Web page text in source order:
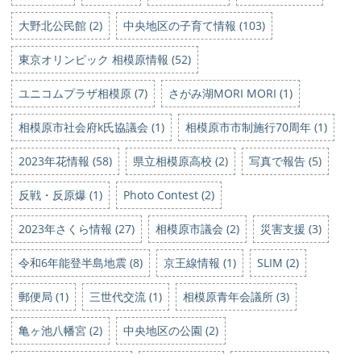
大野北公民館 (2) 中央地区の子育て情報 (103)
東京オリンピック 相模原情報 (52)
ユニコムプラザ相模原 (7) さがみ湖MORI MORI (1)
相模原市社会府k氏協議会 (1) 相模原市市制施行70周年 (1)
2023年花情報 (58) 県立相模原高校 (2) 写真で報告 (5)
反戦・反原爆 (1) Photo Contest (2)
2023年さくら情報 (27) 相模原市議会 (2) 災害支援 (3)
令和6年能登半島地震 (8) 京王線情報 (1) SLIM (2)
郵便局 (1) 三世代交流 (1) 相模原青年会議所 (3)
亀ヶ池八幡宮 (2) 中央地区の公園 (2)